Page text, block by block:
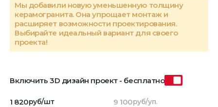
Мы добавили новую уменьшенную толщину
керамогранита. Она упрощает монтаж и
расширяет возможности проектирования.
Выбирайте идеальный вариант для своего
проекта!
Включить 3D дизайн проект - бесплатно
1 820руб/шт 9 100руб/уп.